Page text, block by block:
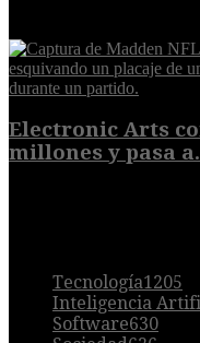
Electronic Arts
millones y pasa
Tecnología1205
Inteligencia
Software630